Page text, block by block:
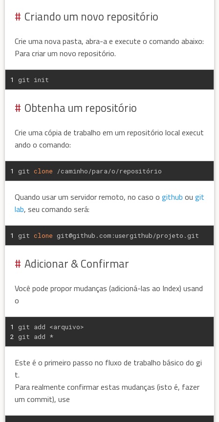
Criando um novo repositório
Crie uma nova pasta, abra-a e execute o comando abaixo:
Para criar um novo repositório.
1 git init
Obtenha um repositório
Crie uma cópia de trabalho em um repositório local execut
ando o comando:
1 git clone /caminho/para/o/repositório
Quando usar um servidor remoto, no caso o github ou git
lab, seu comando será:
1 git clone git@github.com:usergithub/projeto.git
Adicionar & Confirmar
Você pode propor mudanças (adicioná-las ao Index) usand
o
1
2
git add <arquivo>
git add *
Este é o primeiro passo no fluxo de trabalho básico do gi
t.
Para realmente confirmar estas mudanças (isto é, fazer
um commit), use